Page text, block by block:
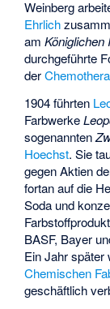
Weinberg
Ehrlich
amKöniglichen
durchgeführte
der
1904 führten
Farbwerke
sogenannten
Hoechst. Sie
gegen Aktien
fortan auf die
Soda und
BASF, Bayer
Ein Jahr später
Chemischen
geschäftlich